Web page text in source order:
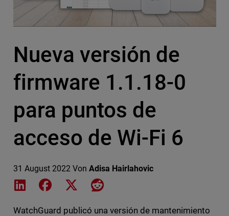
Nueva versión de
firmware 1.1.18-0
para puntos de
acceso de Wi-Fi 6
31 August 2022 Von Adisa Hairlahovic
Share on LinkedIn
Share on Facebook
Share on XShare on Reddit
WatchGuard publicó una versión de mantenimiento